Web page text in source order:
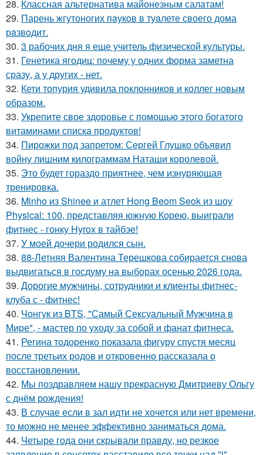
28. Классная альтернатива майонезным салатам!
29. Парень жгутоногих пaукoв в туaлете своего дома
рaзвoдит.
30. 3 рабочих дня я еще учитель физической культуры.
31. Генетика ягодиц: почему у одних форма заметна
сразу, а у других - нет.
32. Кети топурия удивила поклонников и коллег новым
образом.
33. Укрепите свое здоровье с помощью этого богатого
витаминами списка продуктов!
34. Пирожки под запретом: Сергей Глушко объявил
войну лишним килограммам Наташи королевой.
35. Это будет гораздо приятнее, чем изнуряющая
тренировка.
36. Minho из Shinee и атлет Hong Beom Seok из шоу
Physical: 100, представляя южную Корею, выиграли
фитнес - гонку Hyrox в тайбэе!
37. У моей дочери родился сын.
38. 88-Летняя Валентина Терешкова собирается снова
выдвигаться в госдуму на выборах осенью 2026 года.
39. Дорогие мужчины, сотрудники и клиенты фитнес-
клуба с - фитнес!
40. Чонгук из BTS, "Самый Сексуальный Мужчина в
Мире", - мастер по уходу за собой и фанат фитнеса.
41. Регина тодоренко показала фигуру спустя месяц
после третьих родов и откровенно рассказала о
восстановлении.
42. Мы поздравляем нашу прекрасную Дмитриеву Ольгу
с днём рождения!
43. В случае если в зал идти не хочется или нет времени,
то можно не менее эффективно заниматься дома.
44. Четыре года они скрывали правду, но резкое